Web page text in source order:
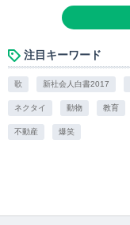
注目キーワード
歌 新社会人白書2017
ネクタイ 動物 教育
不動産 爆笑